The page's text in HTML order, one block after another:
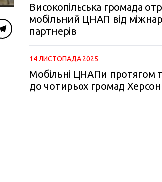
Високопільська громада
мобільний ЦНАП від
партнерів
14 ЛИСТОПАДА 2025
Мобільні ЦНАПи протягом
до чотирьох громад